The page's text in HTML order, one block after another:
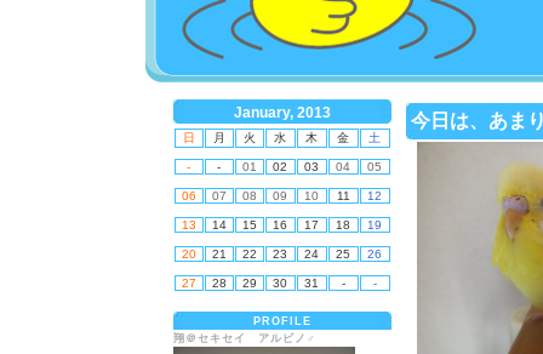
January, 2013
日 月 火 水 木 金 土
- - 01 02 03 04 05
06 07 08 09 10 11 12
13 14 15 16 17 18 19
20 21 22 23 24 25 26
27 28 29 30 31 - -
PROFILE
翔＠セキセイ アルビノ♂
今日は、あま